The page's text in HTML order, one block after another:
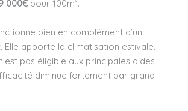
000€pour 100m².
bien en complément d’un
Elle apporte la climatisation estivale.
pas éligible aux principales aides
diminue fortement par grand